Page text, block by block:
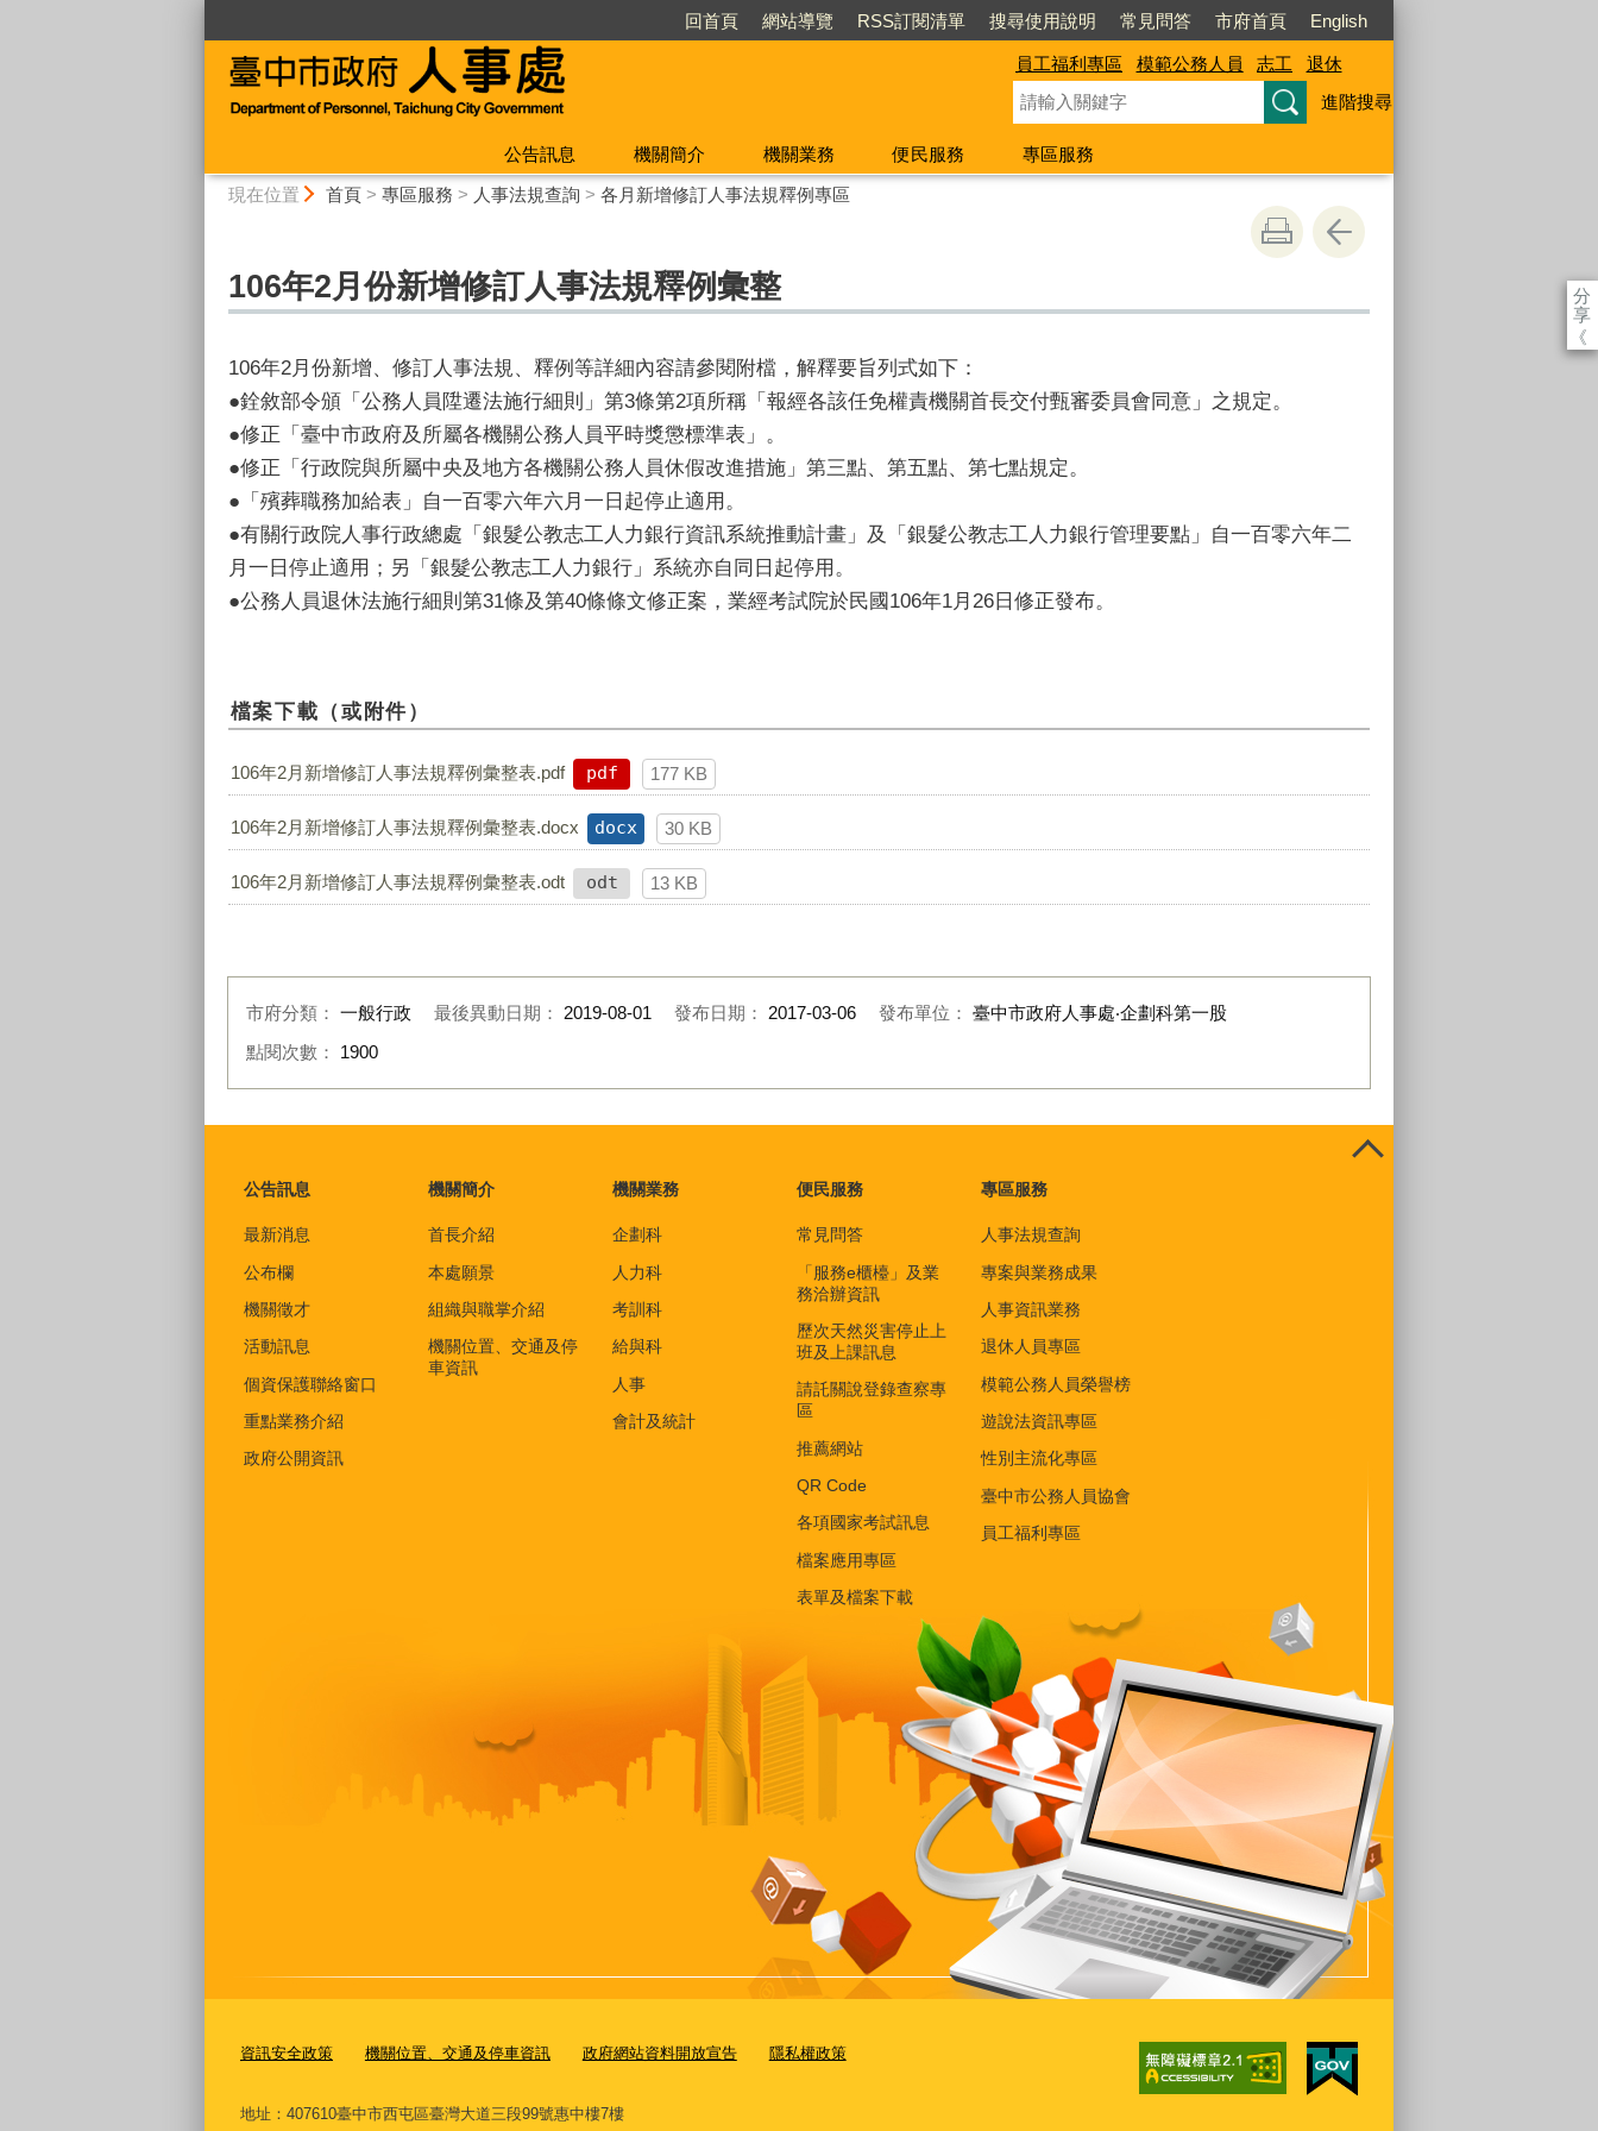
回首頁 網站導覽 RSS訂閱清單 搜尋使用說明 常見問答 市府首頁 English
員工福利專區 模範公務人員 志工
退休
進階搜尋
公告訊息 機關簡介 機關業務 便民服務
專區服務
現在位置 首頁> 專區服務 > 人事法規查詢 > 各月新增修訂人事法規釋例專區
分
享
《
106年2月份新增修訂人事法規釋例彙整
106年2月份新增、修訂人事法規、釋例等詳細內容請參閱附檔，解釋要旨列式如下：
●銓敘部令頒「公務人員陞遷法施行細則」第3條第2項所稱「報經各該任免權責機關首長交付甄審委員會同意」之規定。
●修正「臺中市政府及所屬各機關公務人員平時獎懲標準表」。
●修正「行政院與所屬中央及地方各機關公務人員休假改進措施」第三點、第五點、第七點規定。
●「殯葬職務加給表」自一百零六年六月一日起停止適用。
●有關行政院人事行政總處「銀髮公教志工人力銀行資訊系統推動計畫」及「銀髮公教志工人力銀行管理要點」自一百零六年二
月一日停止適用；另「銀髮公教志工人力銀行」系統亦自同日起停用。
●公務人員退休法施行細則第31條及第40條條文修正案，業經考試院於民國106年1月26日修正發布。
檔案下載（或附件）
106年2月新增修訂人事法規釋例彙整表.pdf pdf 177 KB
106年2月新增修訂人事法規釋例彙整表.docx docx 30 KB
106年2月新增修訂人事法規釋例彙整表.odt odt 13 KB
市府分類： 一般行政 最後異動日期： 2019-08-01 發布日期： 2017-03-06 發布單位： 臺中市政府人事處‧企劃科第一股
點閱次數： 1900
公告訊息
最新消息
公布欄
機關徵才
活動訊息
個資保護聯絡窗口
重點業務介紹
政府公開資訊
機關簡介
首長介紹
本處願景
組織與職掌介紹
機關位置、交通及停
車資訊
機關業務
企劃科
人力科
考訓科
給與科
人事
會計及統計
便民服務
常見問答
「服務e櫃檯」及業
務洽辦資訊
歷次天然災害停止上
班及上課訊息
請託關說登錄查察專
區
推薦網站
QR Code
各項國家考試訊息
檔案應用專區
表單及檔案下載
專區服務
人事法規查詢
專案與業務成果
人事資訊業務
退休人員專區
模範公務人員榮譽榜
遊說法資訊專區
性別主流化專區
臺中市公務人員協會
員工福利專區
資訊安全政策 機關位置、交通及停車資訊 政府網站資料開放宣告 隱私權政策
地址：407610臺中市西屯區臺灣大道三段99號惠中樓7樓